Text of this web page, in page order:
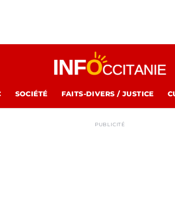
SOCIÉTÉ FAITS-DIVERS / JUSTICE
PUBLICITÉ